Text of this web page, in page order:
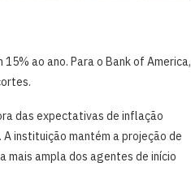
ao ano. Para o Bank of America,
das expectativas de inflação
instituição mantém a projeção de
mais ampla dos agentes de início